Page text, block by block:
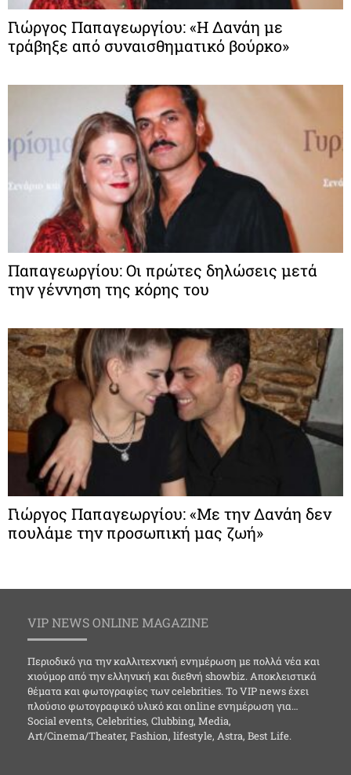
Γιώργος Παπαγεωργίου: «Η Δανάη με
τράβηξε από συναισθηματικό βούρκo»
Παπαγεωργίου: Οι πρώτες δηλώσεις μετά
την γέννηση της κόρης του
Γιώργος Παπαγεωργίου: «Με την Δανάη δεν
πουλάμε την προσωπική μας ζωή»
VIP NEWS ONLINE MAGAZINE
Περιοδικό για την καλλιτεχνική ενημέρωση με πολλά νέα και
χιούμορ από την ελληνική και διεθνή showbiz. Αποκλειστικά
θέματα και φωτογραφίες των celebrities. Το VIP news έχει
πλούσιο φωτογραφικό υλικό και online ενημέρωση για…
Social events, Celebrities, Clubbing, Media,
Art/Cinema/Theater, Fashion, lifestyle, Astra, Best Life.